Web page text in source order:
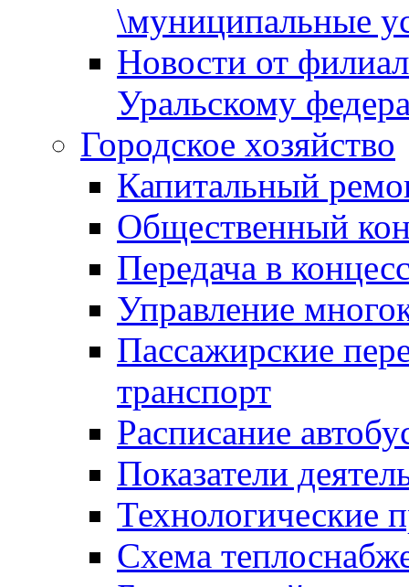
\муниципальные
Новости от
Уральскому
Городское хозяйство
Капитальный
Общественный
Передача в
Управление
Пассажирские
транспорт
Расписание
Показатели
Технологические
Схема